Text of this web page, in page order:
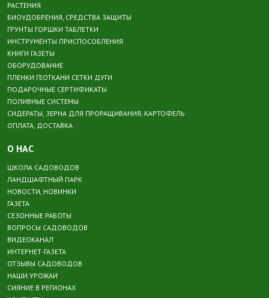
РАСТЕНИЯ
БИОУДОБРЕНИЯ, СРЕДСТВА ЗАЩИТЫ
ГРУНТЫ ГОРШКИ ТАБЛЕТКИ
ИНСТРУМЕНТЫ ПРИСПОСОБЛЕНИЯ
КНИГИ ГАЗЕТЫ
ОБОРУДОВАНИЕ
ПЛЕНКИ ГЕОТКАНИ СЕТКИ ДУГИ
ПОДАРОЧНЫЕ СЕРТИФИКАТЫ
ПОЛИВНЫЕ СИСТЕМЫ
СИДЕРАТЫ, ЗЕРНА ДЛЯ ПРОРАЩИВАНИЯ, КАРТОФЕЛЬ
ОПЛАТА, ДОСТАВКА
О НАС
ШКОЛА САДОВОДОВ
ЛАНДШАФТНЫЙ ПАРК
НОВОСТИ, НОВИНКИ
ГАЗЕТА
СЕЗОННЫЕ РАБОТЫ
ВОПРОСЫ САДОВОДОВ
ВИДЕОКАНАЛ
ИНТЕРНЕТ-ГАЗЕТА
ОТЗЫВЫ САДОВОДОВ
НАШИ УРОЖАИ
СИЯНИЕ В РЕГИОНАХ